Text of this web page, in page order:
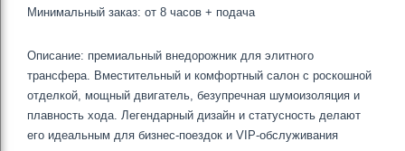
Минимальный заказ: от 8 часов + подача
Описание: премиальный внедорожник для элитного
трансфера. Вместительный и комфортный салон с роскошной
отделкой, мощный двигатель, безупречная шумоизоляция и
плавность хода. Легендарный дизайн и статусность делают
его идеальным для бизнес-поездок и VIP-обслуживания